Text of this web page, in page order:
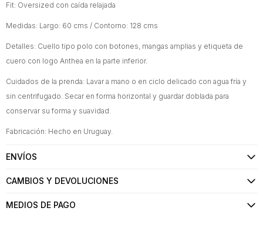
Fit: Oversized con caída relajada
Medidas: Largo: 60 cms / Contorno: 128 cms
Detalles: Cuello tipo polo con botones, mangas amplias y etiqueta de
cuero con logo Anthea en la parte inferior.
Cuidados de la prenda: Lavar a mano o en ciclo delicado con agua fría y
sin centrifugado. Secar en forma horizontal y guardar doblada para
conservar su forma y suavidad.
Fabricación: Hecho en Uruguay.
ENVÍOS
CAMBIOS Y DEVOLUCIONES
MEDIOS DE PAGO